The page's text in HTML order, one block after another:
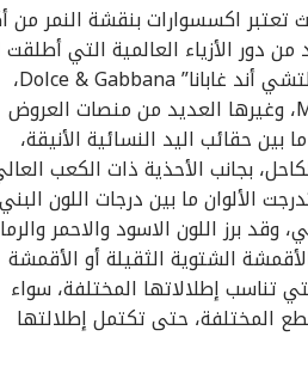
تعتبر اكسسوارات بنقشة النمر من
2018، حيث شاهدنا العديد من دور الأزياء العالمية التي
من القطع التي حملت نقشات النمر الأنيقة، مثل “غوتشي” Gucci، “دولتشي أند غابانا” Dolce & Gabbana،
“جيمي شو” Jimmy Choo، “برادا” Prada، “مايكل كورس” Michael Kors، وغيرها العديد من منصات العروض
حقائب اليد النسائية الأنيقة،
بجانب الأحذية ذات الكعب
الألوان ما بين درجات اللون البني
وقد برز اللون الاسود والاحمر
الشتوية الثقيلة أو الأقمشة
تناسب إطلالاتها المختلفة، سواء
المختلفة، حتى تكتمل إطلالتها